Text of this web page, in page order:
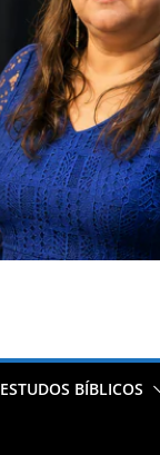
ESTUDOS BÍBLICOS